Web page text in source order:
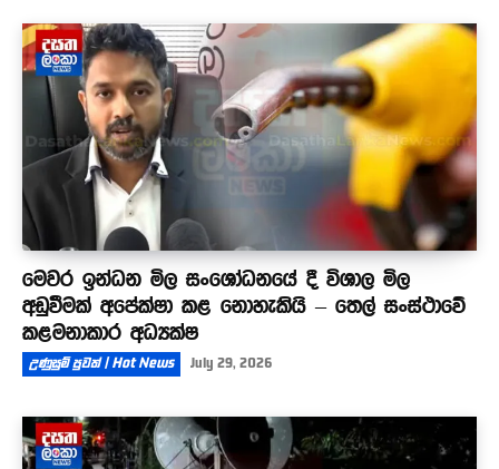
මෙවර ඉන්ධන මිල සංශෝධනයේ දී විශාල මිල
අඩුවීමක් අපේක්ෂා කළ නොහැකියි – තෙල් සංස්ථාවේ
කළමනාකාර අධ්‍යක්ෂ
උණුසුම් පුවත් | Hot News July 29, 2026